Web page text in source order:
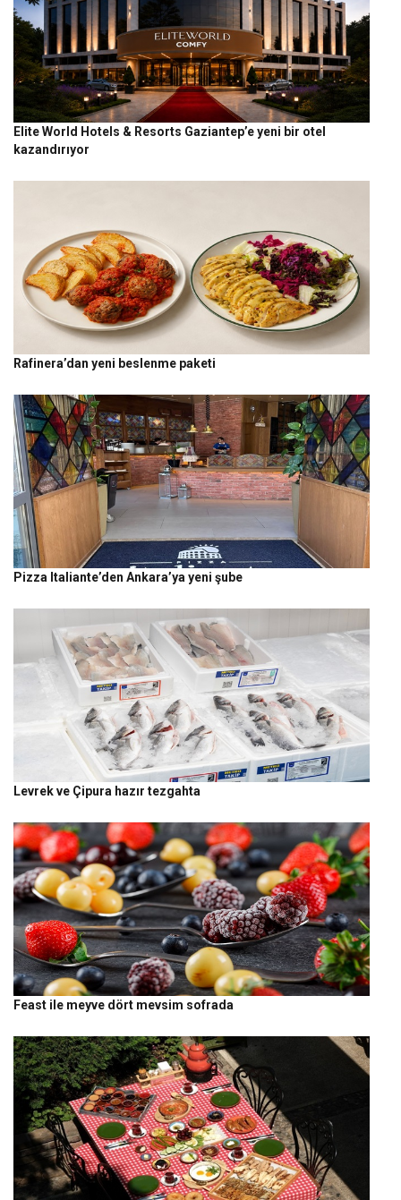
Elite World Hotels & Resorts Gaziantep’e yeni bir otel
kazandırıyor
Rafinera’dan yeni beslenme paketi
Pizza Italiante’den Ankara’ya yeni şube
Levrek ve Çipura hazır tezgahta
Feast ile meyve dört mevsim sofrada